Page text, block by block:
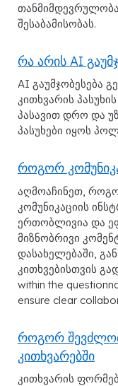
შესაბამისობას.
რა არის AI
AI გაუმჯობესება
კითხვარის
პასავით დრო და
პასუხები იყოს
როგორ
აღმოაჩინეთ,
კომუნიკაციის
ერთობლივია და
მიზნობრივი
დასახელებაში,
კითხვებისთვის
within the
ensure clear
როგორ
კითხვარებში
კითხვარის